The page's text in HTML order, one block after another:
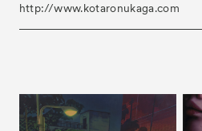
http://www.kotaronukaga.com